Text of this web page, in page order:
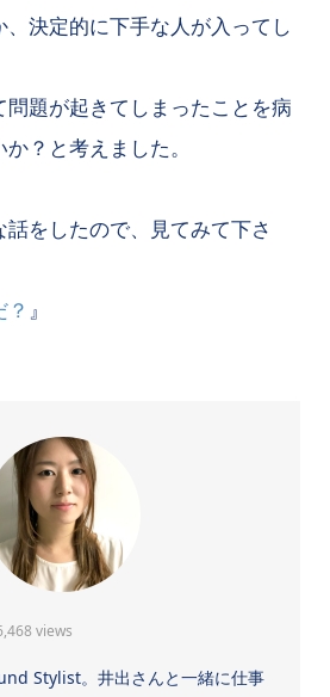
決定的に下手な人が入ってし
題が起きてしまったことを病
？と考えました。
をしたので、見てみて下さ
』
views
Stylist。井出さんと一緒に仕事